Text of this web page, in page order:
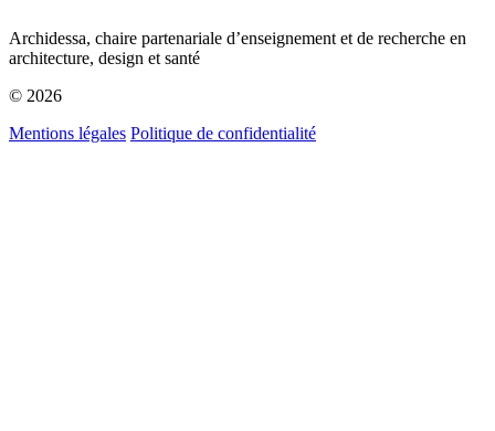
Archidessa, chaire partenariale d’enseignement et de recherche en
architecture, design et santé
© 2026
Mentions légales Politique de confidentialité